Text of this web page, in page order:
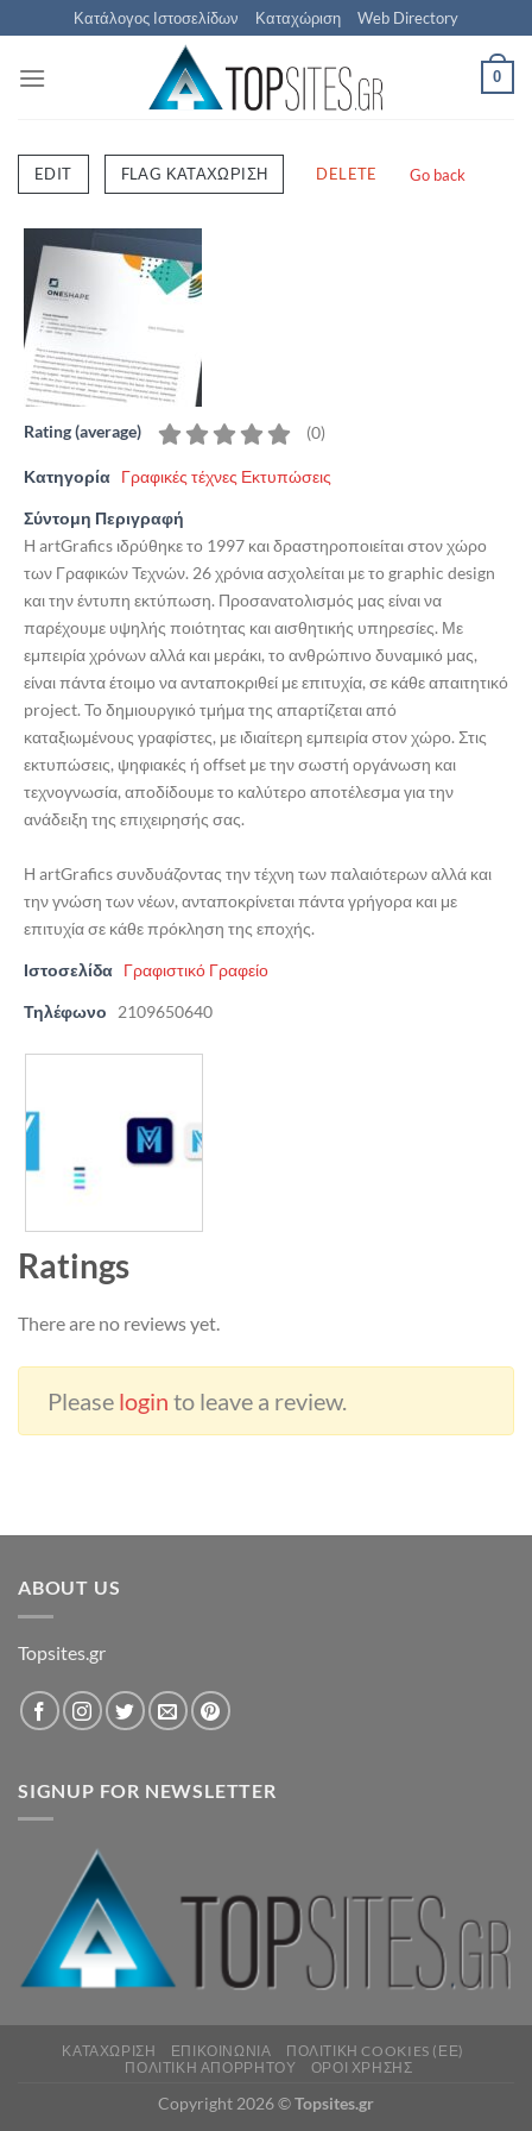
Μετάβαση
στο
περιεχόμενο
Κατάλογος Ιστοσελίδων Καταχώριση Web Directory
0
EDIT FLAG ΚΑΤΑΧΏΡΙΣΗ DELETE Go back
Rating (average) (0)
Κατηγορία Γραφικές τέχνες Εκτυπώσεις
Σύντομη Περιγραφή
Η artGrafics ιδρύθηκε το 1997 και δραστηροποιείται στον χώρο
των Γραφικών Τεχνών. 26 χρόνια ασχολείται με το graphic design
και την έντυπη εκτύπωση. Προσανατολισμός μας είναι να
παρέχουμε υψηλής ποιότητας και αισθητικής υπηρεσίες. Με
εμπειρία χρόνων αλλά και μεράκι, το ανθρώπινο δυναμικό μας,
είναι πάντα έτοιμο να ανταποκριθεί με επιτυχία, σε κάθε απαιτητικό
project. Το δημιουργικό τμήμα της απαρτίζεται από
καταξιωμένους γραφίστες, με ιδιαίτερη εμπειρία στον χώρο. Στις
εκτυπώσεις, ψηφιακές ή offset με την σωστή οργάνωση και
τεχνογνωσία, αποδίδουμε το καλύτερο αποτέλεσμα για την
ανάδειξη της επιχειρησής σας.
Η artGrafics συνδυάζοντας την τέχνη των παλαιότερων αλλά και
την γνώση των νέων, ανταποκρίνεται πάντα γρήγορα και με
επιτυχία σε κάθε πρόκληση της εποχής.
Ιστοσελίδα Γραφιστικό Γραφείο
Τηλέφωνο 2109650640
Ratings
There are no reviews yet.
Please login to leave a review.
ABOUT US
Topsites.gr
SIGNUP FOR NEWSLETTER
ΚΑΤΑΧΏΡΙΣΗ ΕΠΙΚΟΙΝΩΝΊΑ
ΠΟΛΙΤΙΚΉ COOKIES (ΕΕ)
ΠΟΛΙΤΙΚΉ ΑΠΟΡΡΉΤΟΥ
ΌΡΟΙ ΧΡΉΣΗΣ
Copyright 2026 ©Topsites.gr